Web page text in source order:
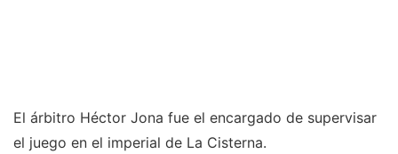
El árbitro Héctor Jona fue el encargado de supervisar
el juego en el imperial de La Cisterna.